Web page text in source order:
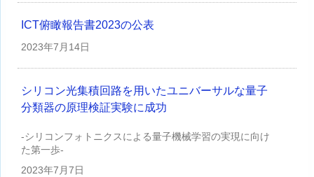
ICT俯瞰報告書2023の公表
2023年7月14日
シリコン光集積回路を用いたユニバーサルな量子
分類器の原理検証実験に成功
-シリコンフォトニクスによる量子機械学習の実現に向け
た第一歩-
2023年7月7日